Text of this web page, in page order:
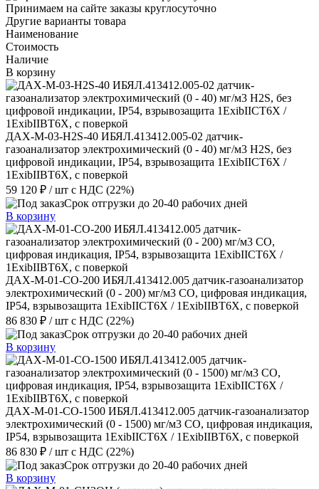
Принимаем на сайте заказы круглосуточно
Другие варианты товара
Наименование
Стоимость
Наличие
В корзину
ДАХ-М-03-Н2S-40 ИБЯЛ.413412.005-02 датчик-
газоанализатор электрохимический (0 - 40) мг/м3 Н2S, без
цифровой индикации, IP54, взрывозащита 1ExibIICT6X /
1ExibIIBT6X, с поверкой
59 120 ₽ / шт с НДС (22%)
Срок отгрузки до 20-40 рабочих дней
В корзину
ДАХ-М-01-CO-200 ИБЯЛ.413412.005 датчик-газоанализатор
электрохимический (0 - 200) мг/м3 CO, цифровая индикация,
IP54, взрывозащита 1ExibIICT6X / 1ExibIIBT6X, с поверкой
86 830 ₽ / шт с НДС (22%)
Срок отгрузки до 20-40 рабочих дней
В корзину
ДАХ-М-01-CO-1500 ИБЯЛ.413412.005 датчик-газоанализатор
электрохимический (0 - 1500) мг/м3 CO, цифровая индикация,
IP54, взрывозащита 1ExibIICT6X / 1ExibIIBT6X, с поверкой
86 830 ₽ / шт с НДС (22%)
Срок отгрузки до 20-40 рабочих дней
В корзину